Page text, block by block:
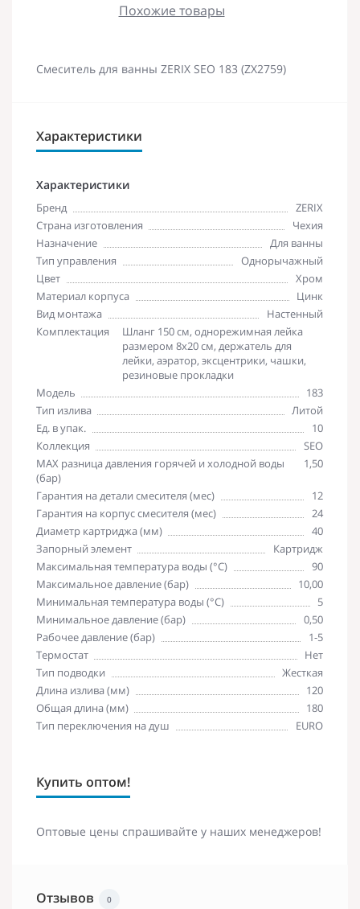
Похожие товары
Смеситель для ванны ZERIX SEO 183 (ZX2759)
Характеристики
Характеристики
Бренд
ZERIX
Страна изготовления
Чехия
Назначение
Для ванны
Тип управления
Однорычажный
Цвет
Хром
Материал корпуса
Цинк
Вид монтажа
Настенный
Комплектация
Шланг 150 см, однорежимная лейка
размером 8х20 см, держатель для
лейки, аэратор, эксцентрики, чашки,
резиновые прокладки
Модель
183
Тип излива
Литой
Ед. в упак.
10
Коллекция
SEO
MAX разница давления горячей и холодной воды
(бар)
1,50
Гарантия на детали смесителя (мес)
12
Гарантия на корпус смесителя (мес)
24
Диаметр картриджа (мм)
40
Запорный элемент
Картридж
Максимальная температура воды (°C)
90
Максимальное давление (бар)
10,00
Минимальная температура воды (°C)
5
Минимальное давление (бар)
0,50
Рабочее давление (бар)
1-5
Термостат
Нет
Тип подводки
Жесткая
Длина излива (мм)
120
Общая длина (мм)
180
Тип переключения на душ
EURO
Купить оптом!
Оптовые цены спрашивайте у наших менеджеров!
Отзывов 0